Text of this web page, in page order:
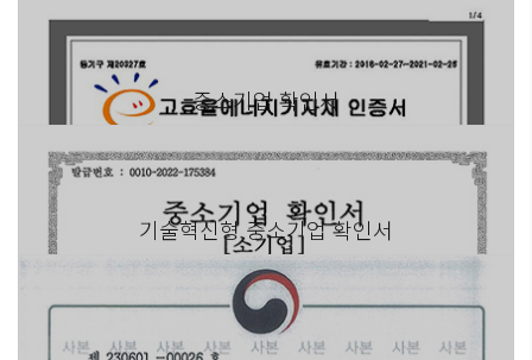
중소기업 확인서
기술혁신형 중소기업 확인서